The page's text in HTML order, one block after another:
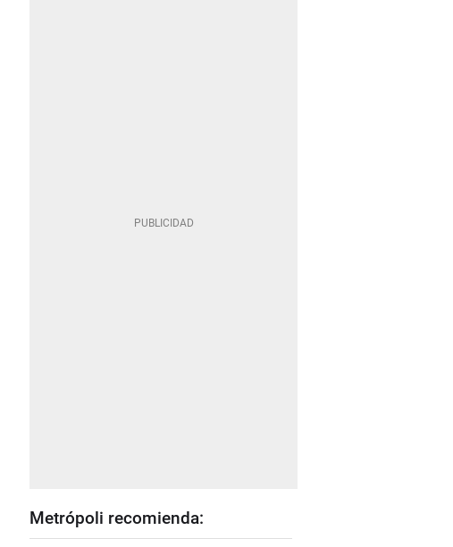
Metrópoli recomienda: